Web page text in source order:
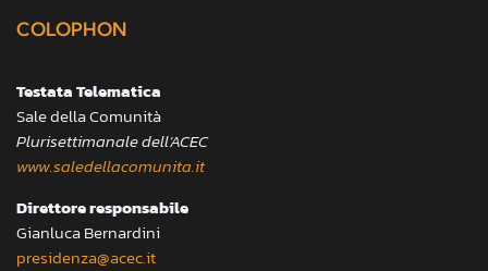
COLOPHON
Testata Telematica
Sale della Comunità
Plurisettimanale dell’ACEC
www.saledellacomunita.it
Direttore responsabile
Gianluca Bernardini
presidenza@acec.it